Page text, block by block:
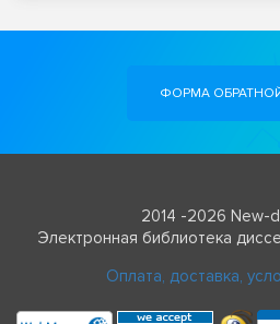
ФОРМА
2014 -2026 New-
Электронная библиотека
Оплата, доставка,